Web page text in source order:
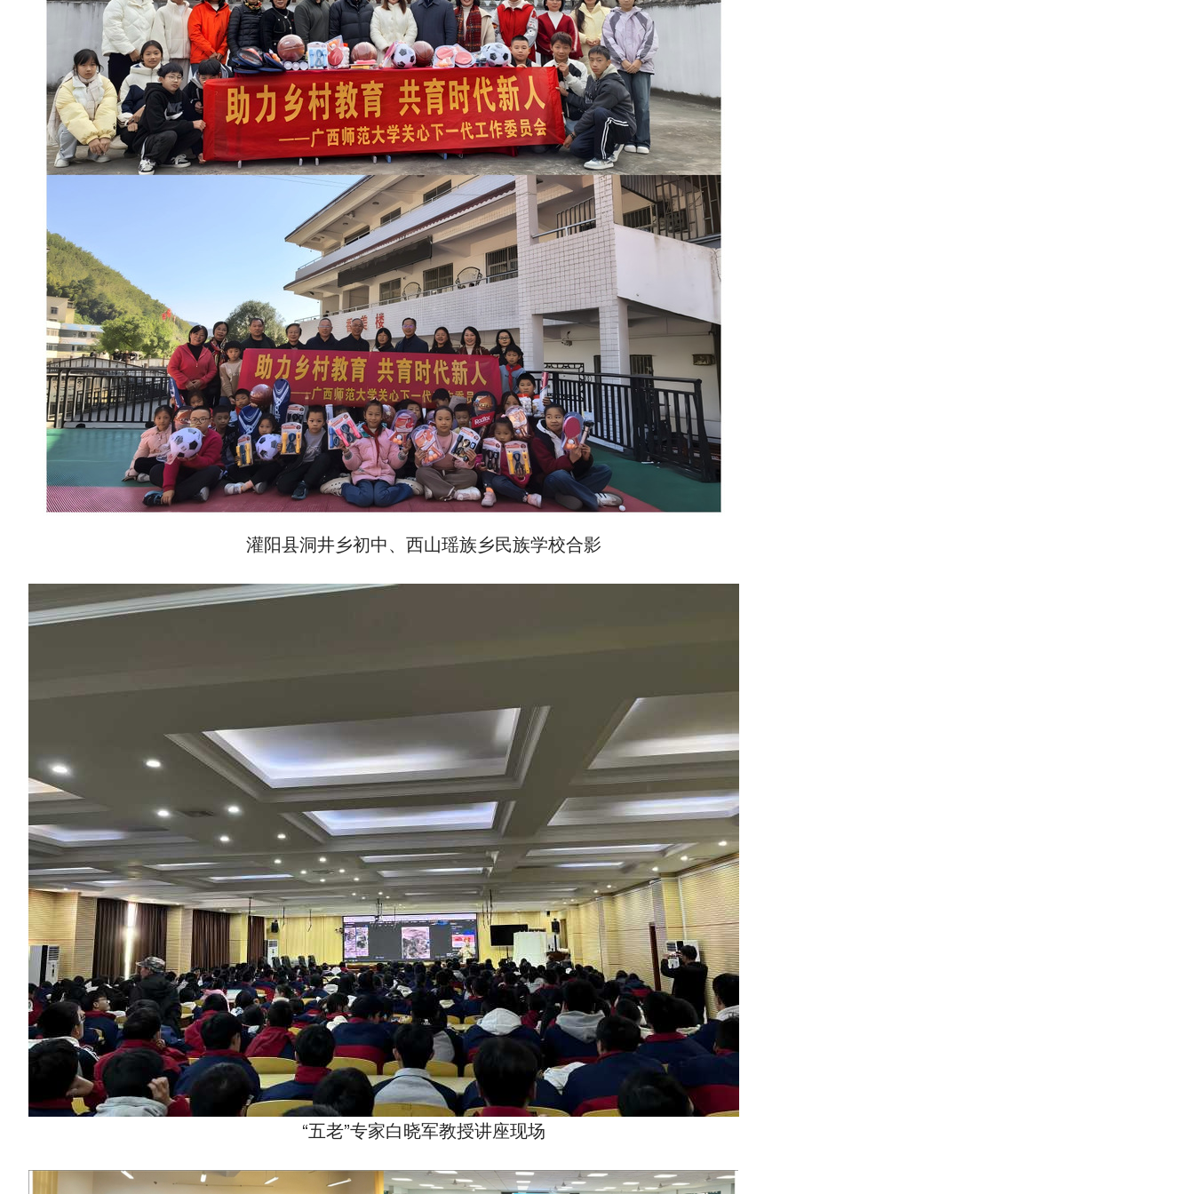
灌阳县洞井乡初中、西山瑶族乡民族学校合影
“五老”专家白晓军教授讲座现场